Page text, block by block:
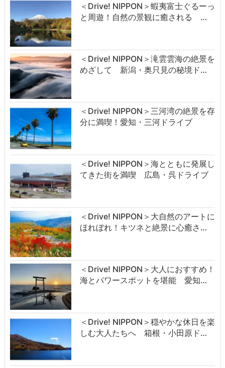
＜Drive! NIPPON＞蝦夷富士ぐるーっ
と周遊！自然の景観に癒される …
＜Drive! NIPPON＞滝雲雲海の絶景を
めざして 新潟・奥只見の秘境ド…
＜Drive! NIPPON＞三河湾の絶景を存
分に満喫！愛知・三河ドライブ
＜Drive! NIPPON＞海とともに発展し
てきた街を満喫 広島・呉ドライブ
＜Drive! NIPPON＞大自然のアートに
ほれぼれ！キツネと絶景に心癒さ…
＜Drive! NIPPON＞大人におすすめ！
海とパワースポットを堪能 愛知…
＜Drive! NIPPON＞穏やかな休日を楽
しむ大人たちへ 箱根・小田原ド…